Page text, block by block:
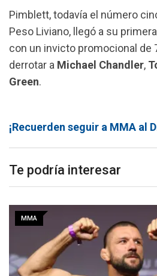
Pimblett, todavía el número
Peso Liviano, llegó a su
con un invicto promocional de
derrotar a Michael Chandler,
Green.
¡Recuerden seguir a MMA al
Te podría interesar
MMA